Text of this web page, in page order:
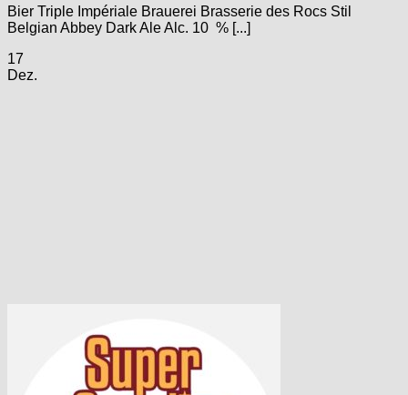
Bier Triple Impériale Brauerei Brasserie des Rocs Stil
Belgian Abbey Dark Ale Alc. 10 % [...]
17
Dez.